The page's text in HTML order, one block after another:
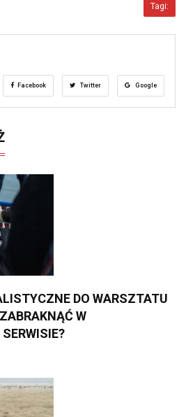
Tagi:
Facebook Twitter Google
DO WARSZTATU
W